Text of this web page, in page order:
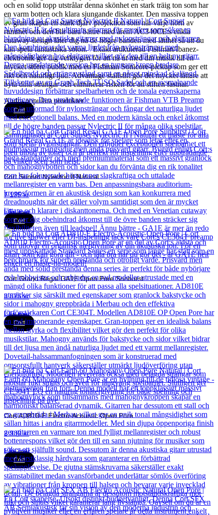
och en solid topp utstrålar denna skönhet en stark träig ton som har
en varm botten och klara sjungande diskanter. Den massiva toppen
av gran skapar en stark djärv projektion som når varje hörn av
rummet och den blir bara bättre med åren! AC340CE:s enkla
cutaway-design låter dig nå de högre banden med lätthet så att du
kan spela fantastiska solon. Exakt artikulerad Fishman/Ibanez-
elektronik ger dig verktygen för att nå ut med din musik till en
mycket större publik med en Fishman Sonicore-pickup som ger ett
rikt och naturligt ljud. Advantage stallstift gör det mycket lättare att
byta dina strängar och eliminerar risken för att stiften fastnar.
Andra populära produkter
Cort
Cort Sunset Nylectric II Natural
7 135kr
Läs mer
Cort
Cort Grand Regal GA1E Open Pore Sunburst
3 575kr
Läs mer
Cort
Cort AD810-E Electro-Acoustic Open Pore
2 989kr
Läs mer
Cort